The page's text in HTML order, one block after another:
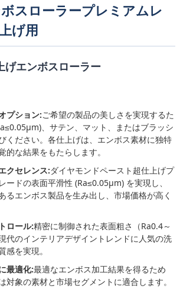
スローラープレミアムレ
げ用
げエンボスローラー
プション:ご希望の製品の美しさを実現するた
、サテン、マット、またはブラッシ
ください。各仕上げは、エンボス素材に独特
的な結果をもたらします。
クセレンス:ダイヤモンドペースト超仕上げプ
ードの表面平滑性 (Ra≤0.05μm) を実現し、
るエンボス製品を生み出し、市場価格が高く
ロール:精密に制御された表面粗さ（Ra0.4～
代のインテリアデザイントレンドに人気の洗
感を実現。
最適化:最適なエンボス加工結果を得るため
対象の素材と市場セグメントに適合します。